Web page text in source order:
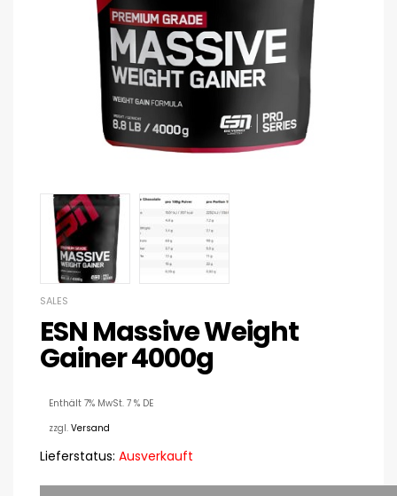
SALES
ESN Massive Weight
Gainer 4000g
Enthält 7% MwSt. 7 % DE
zzgl. Versand
Lieferstatus: Ausverkauft